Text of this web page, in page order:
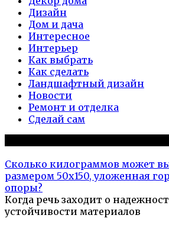
Дизайн
Дом и дача
Интересное
Интерьер
Как выбрать
Как сделать
Ландшафтный дизайн
Новости
Ремонт и отделка
Сделай сам
Сколько килограммов может
размером 50х150, уложенная
опоры?
Когда речь заходит о
устойчивости материалов